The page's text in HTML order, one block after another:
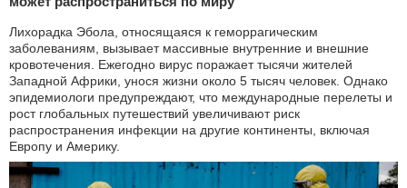
Лихорадка Эбола, относящаяся к геморрагическим
заболеваниям, вызывает массивные внутренние и внешние
кровотечения. Ежегодно вирус поражает тысячи жителей
Западной Африки, унося жизни около 5 тысяч человек. Однако
эпидемиологи предупреждают, что международные перелеты и
рост глобальных путешествий увеличивают риск
распространения инфекции на другие континенты, включая
Европу и Америку.